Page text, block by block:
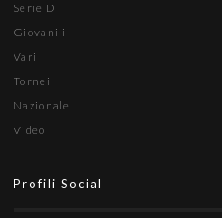
Serie D
Giovanili
Vari
Tornei
Nazionale
Video
Profili Social